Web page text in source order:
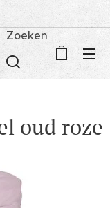
Zoeken
oud roze